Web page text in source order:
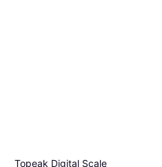
Topeak Digital Scale